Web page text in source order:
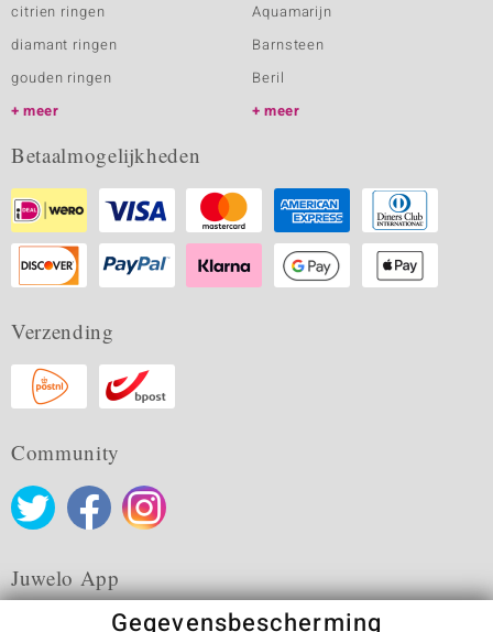
citrien ringen
diamant ringen
gouden ringen
meer
Aquamarijn
Barnsteen
Beril
meer
Betaalmogelijkheden
Verzending
Community
Juwelo App
Gegevensbescherming